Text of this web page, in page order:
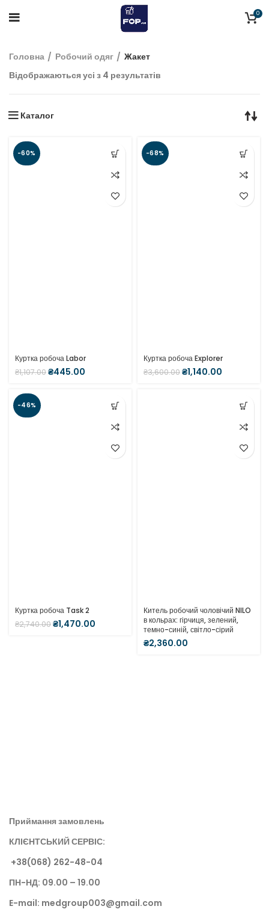
0
Головна Робочий одяг
Жакет
Відображаються усі з 4 результатів
Каталог
-60%
Куртка робоча Labor
₴1,107.00₴445.00
-68%
Куртка робоча Explorer
₴3,600.00₴1,140.00
-46%
Куртка робоча Task 2
₴2,740.00₴1,470.00
Китель робочий чоловічий NILO
в кольрах: гірчиця, зелений,
темно-синій, світло-сірий
₴2,360.00
Приймання замовлень
КЛІЄНТСЬКИЙ СЕРВІС:
+38(068) 262-48-04
ПН-НД: 09.00 – 19.00
E-mail: medgroup003@gmail.com